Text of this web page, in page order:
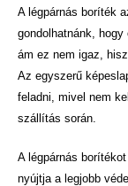
A légpárnás boríték
gondolhatnánk,
ám ez nem igaz,
Az egyszerű
feladni, mivel nem
szállítás során.
A légpárnás
nyújtja a legjobb